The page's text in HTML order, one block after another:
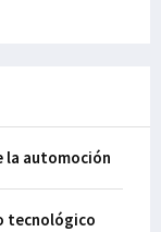
la automoción
tecnológico